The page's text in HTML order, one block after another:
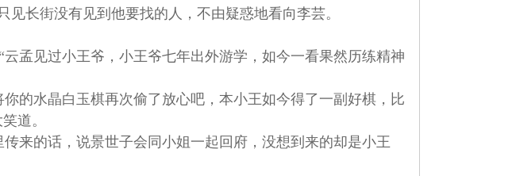
长街没有见到他要找的人，不由疑惑地看向李芸。
孟见过小王爷，小王爷七年出外游学，如今一看果然历练精神
的水晶白玉棋再次偷了放心吧，本小王如今得了一副好棋，比
道。
来的话，说景世子会同小姐一起回府，没想到来的却是小王